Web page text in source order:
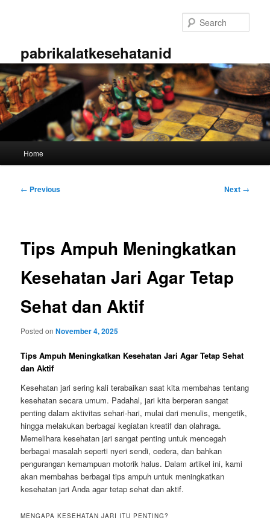
pabrikalatkesehatanid
Home
Post
← Previous Next →
Tips Ampuh Meningkatkan
Kesehatan Jari Agar Tetap
Sehat dan Aktif
Posted onNovember 4, 2025
Tips Ampuh Meningkatkan Kesehatan Jari Agar Tetap Sehat
dan Aktif
Kesehatan jari sering kali terabaikan saat kita membahas tentang
kesehatan secara umum. Padahal, jari kita berperan sangat
penting dalam aktivitas sehari-hari, mulai dari menulis, mengetik,
hingga melakukan berbagai kegiatan kreatif dan olahraga.
Memelihara kesehatan jari sangat penting untuk mencegah
berbagai masalah seperti nyeri sendi, cedera, dan bahkan
pengurangan kemampuan motorik halus. Dalam artikel ini, kami
akan membahas berbagai tips ampuh untuk meningkatkan
kesehatan jari Anda agar tetap sehat dan aktif.
MENGAPA KESEHATAN JARI ITU PENTING?